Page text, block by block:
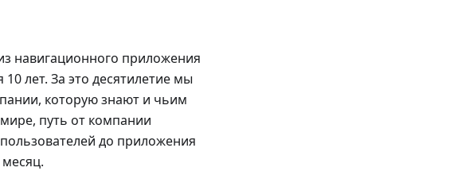
навигационного приложения
лет. За это десятилетие мы
которую знают и чьим
путь от компании
до приложения